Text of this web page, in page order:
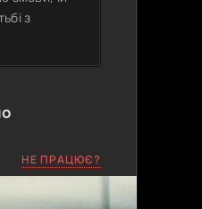
з
НЕ ПРАЦЮЄ?